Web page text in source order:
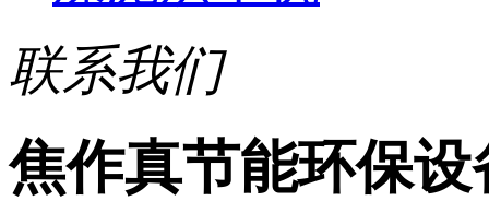
联系我们
焦作真节能环保